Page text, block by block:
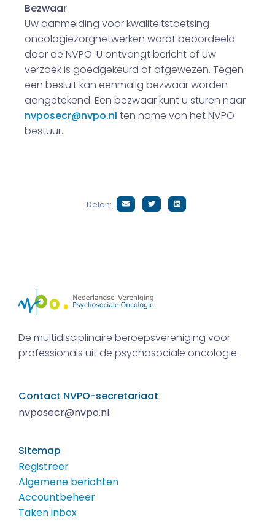
Bezwaar
Uw aanmelding voor kwaliteitstoetsing
oncologiezorgnetwerken wordt beoordeeld
door de NVPO. U ontvangt bericht of uw
verzoek is goedgekeurd of afgewezen. Tegen
een besluit kan eenmalig bezwaar worden
aangetekend. Een bezwaar kunt u sturen naar
nvposecr@nvpo.nl ten name van het NVPO
bestuur.
Delen:
De multidisciplinaire beroepsvereniging voor
professionals uit de psychosociale oncologie.
Contact NVPO-secretariaat
nvposecr@nvpo.nl
Sitemap
Registreer
Algemene berichten
Accountbeheer
Taken inbox